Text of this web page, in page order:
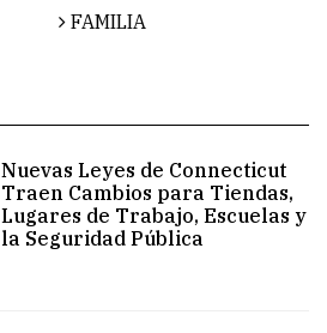
FAMILIA
Nuevas Leyes de Connecticut
Traen Cambios para Tiendas,
Lugares de Trabajo, Escuelas y
la Seguridad Pública